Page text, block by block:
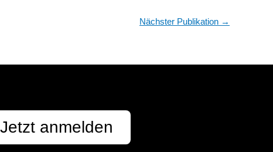
Nächster Publikation →
Jetzt anmelden